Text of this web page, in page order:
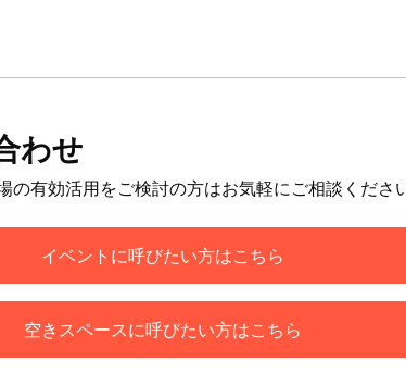
わせ
有効活用をご検討の方はお気軽にご相談くださ
イベントに呼びたい方はこちら
空きスペースに呼びたい方はこちら